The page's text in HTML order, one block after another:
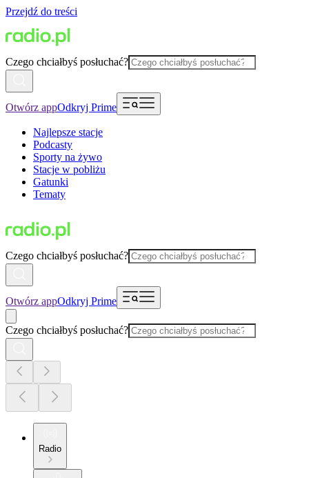
Przejdź do treści
Czego chciałbyś posłuchać?
Otwórz appOdkryj Prime
Najlepsze stacje
Podcasty
Sporty na żywo
Stacje w pobliżu
Gatunki
Tematy
Czego chciałbyś posłuchać?
Otwórz appOdkryj Prime
Czego chciałbyś posłuchać?
Radio